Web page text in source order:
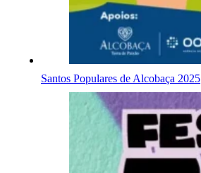
Santos Populares de Alcobaça 2025